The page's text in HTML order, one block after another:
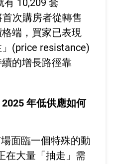
有 10,209 套
次購房者從轉售
端，買家已表現
(price resistance)
續的增長路徑靠
年低供應如何
面臨一個特殊的動
在大量「抽走」需